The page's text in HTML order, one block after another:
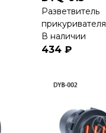
Разветвитель
прикуривателя
В наличии
434 ₽